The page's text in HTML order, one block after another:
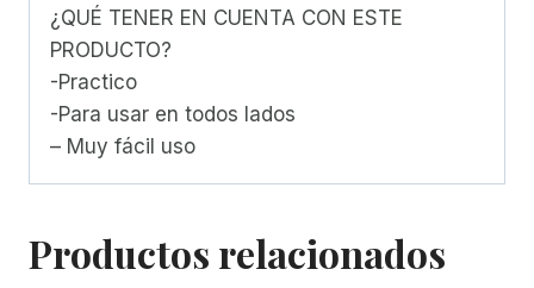
¿QUÉ TENER EN CUENTA CON ESTE
PRODUCTO?
-Practico
-Para usar en todos lados
– Muy fácil uso
Productos relacionados